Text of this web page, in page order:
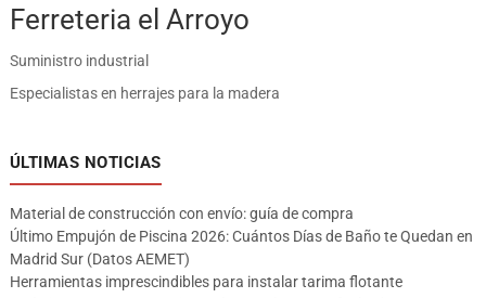
Ferreteria el Arroyo
Suministro industrial
Especialistas en herrajes para la madera
ÚLTIMAS NOTICIAS
Material de construcción con envío: guía de compra
Último Empujón de Piscina 2026: Cuántos Días de Baño te Quedan en
Madrid Sur (Datos AEMET)
Herramientas imprescindibles para instalar tarima flotante